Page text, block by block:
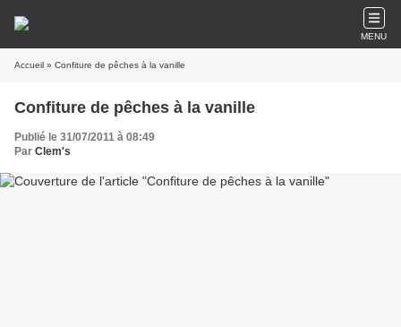
MENU
Accueil » Confiture de pêches à la vanille
Confiture de pêches à la vanille
Publié le 31/07/2011 à 08:49
Par Clem's